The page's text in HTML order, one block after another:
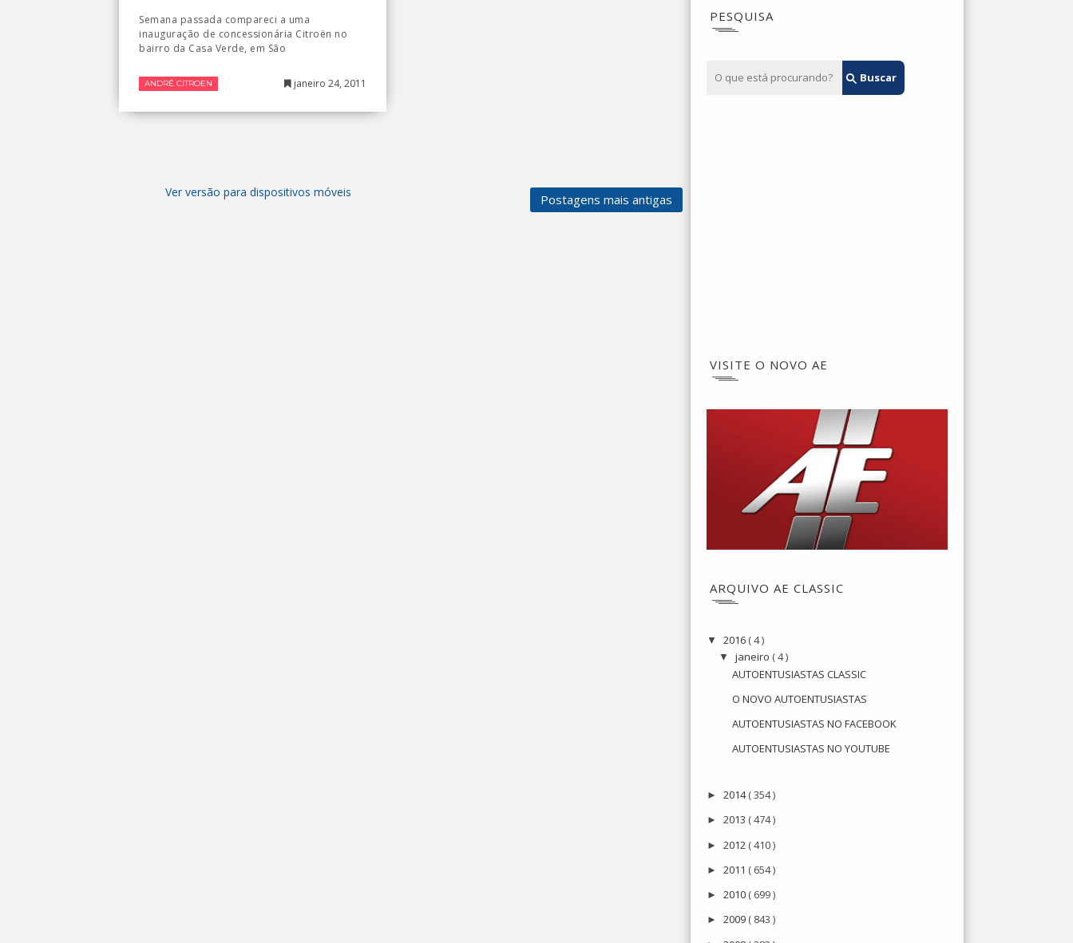
Semana passada compareci a uma
inauguração de concessionária Citroën no
bairro da Casa Verde, em São
ANDRÉ CITROEN janeiro 24, 2011
Postagens mais antigas
Ver versão para dispositivos móveis
PESQUISA
VISITE O NOVO AE
ARQUIVO AE CLASSIC
▼ 2016 ( 4 )
▼janeiro ( 4 )
AUTOENTUSIASTAS CLASSIC
O NOVO AUTOENTUSIASTAS
AUTOENTUSIASTAS NO FACEBOOK
AUTOENTUSIASTAS NO YOUTUBE
► 2014( 354 )
► 2013 ( 474 )
► 2012 ( 410 )
► 2011 ( 654 )
► 2010 ( 699 )
► 2009 ( 843 )